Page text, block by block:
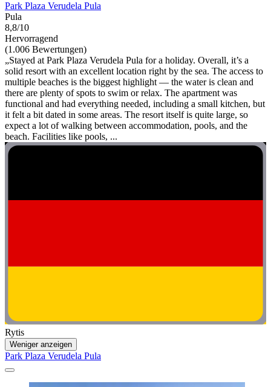
Park Plaza Verudela Pula
Pula
8,8/10
Hervorragend
(1.006 Bewertungen)
„Stayed at Park Plaza Verudela Pula for a holiday. Overall, it’s a
solid resort with an excellent location right by the sea. The access to
multiple beaches is the biggest highlight — the water is clean and
there are plenty of spots to swim or relax. The apartment was
functional and had everything needed, including a small kitchen, but
it felt a bit dated in some areas. The resort itself is quite large, so
expect a lot of walking between accommodation, pools, and the
beach. Facilities like pools, ...
Rytis
Weniger anzeigen
Park Plaza Verudela Pula